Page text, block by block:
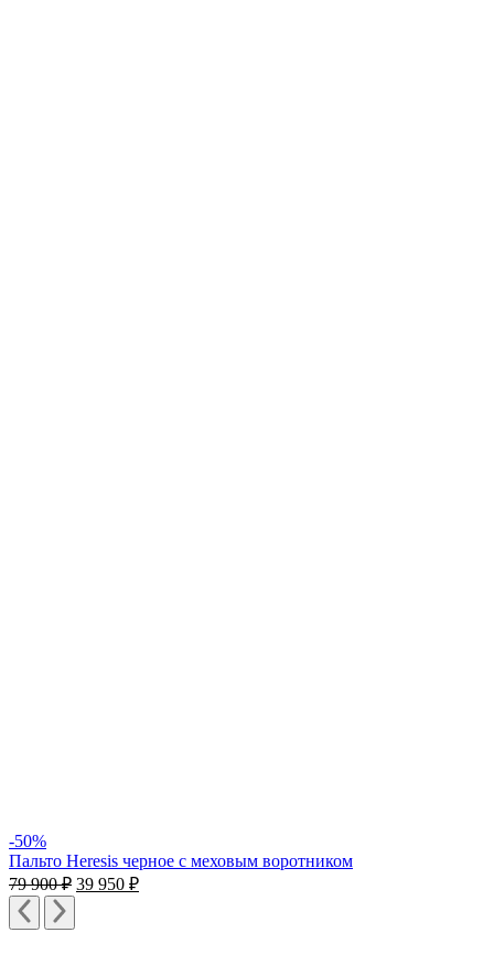
-50%
Пальто Heresis черное c меховым воротником
79 900₽ 39 950 ₽